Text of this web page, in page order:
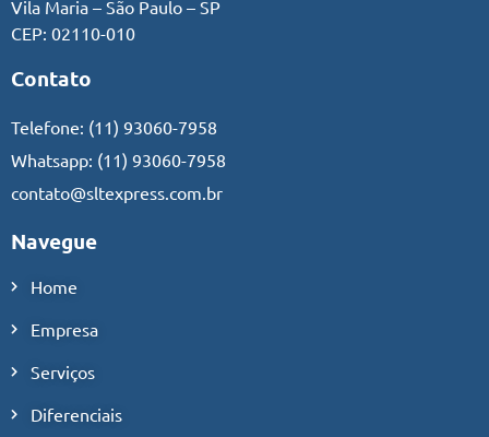
Vila Maria – São Paulo – SP
CEP: 02110-010
Contato
Telefone: (11) 93060-7958
Whatsapp: (11) 93060-7958
contato@sltexpress.com.br
Navegue
Home
Empresa
Serviços
Diferenciais